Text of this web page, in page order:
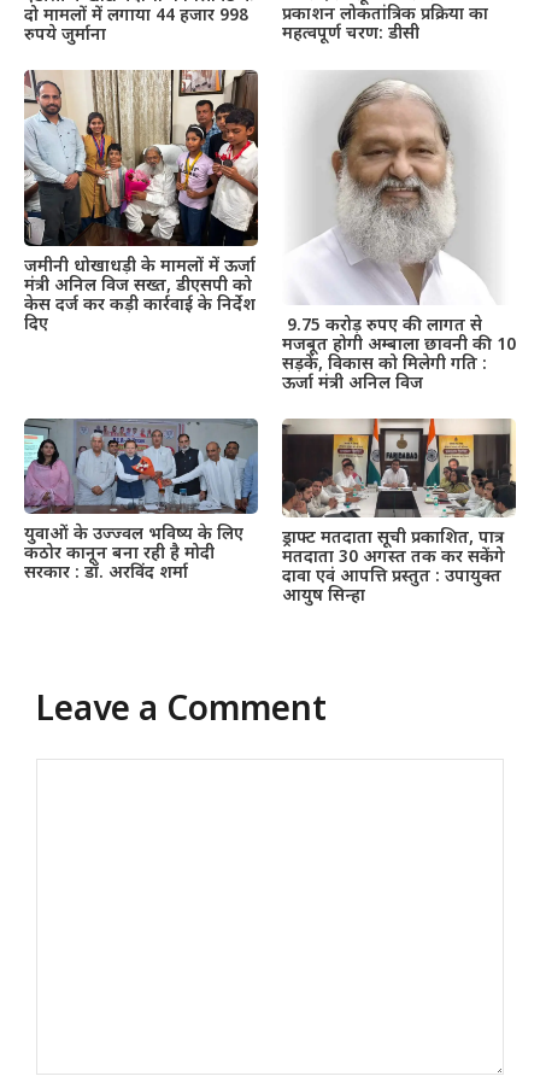
दो मामलों में लगाया 44 हजार 998
रुपये जुर्माना
प्रकाशन लोकतांत्रिक प्रक्रिया का
महत्वपूर्ण चरण: डीसी
जमीनी धोखाधड़ी के मामलों में ऊर्जा
मंत्री अनिल विज सख्त, डीएसपी को
केस दर्ज कर कड़ी कार्रवाई के निर्देश
दिए
9.75 करोड़ रुपए की लागत से
मजबूत होगी अम्बाला छावनी की 10
सड़कें, विकास को मिलेगी गति :
ऊर्जा मंत्री अनिल विज
युवाओं के उज्ज्वल भविष्य के लिए
कठोर कानून बना रही है मोदी
सरकार : डॉ. अरविंद शर्मा
ड्राफ्ट मतदाता सूची प्रकाशित, पात्र
मतदाता 30 अगस्त तक कर सकेंगे
दावा एवं आपत्ति प्रस्तुत : उपायुक्त
आयुष सिन्हा
Leave a Comment